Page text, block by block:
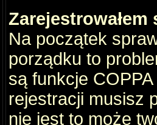
Na początek
porządku to
są funkcje
rejestracji musisz
nie jest to może